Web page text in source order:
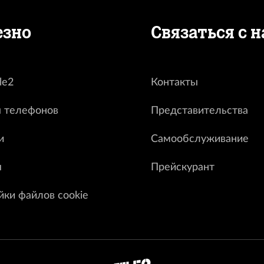
телефонов
файлов cookie
Связаться с
Контакты
Представительства
Самообслуживание
Прейскурант